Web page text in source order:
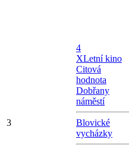
3
4
XLetní kino
Citová
hodnota
Dobřany
náměstí
Blovické
vycházky